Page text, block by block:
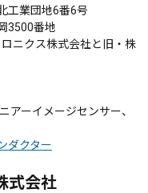
工業団地6番6号
3500番地
ニクス株式会社と旧・株
アーイメージセンサー、
ダクター
式会社